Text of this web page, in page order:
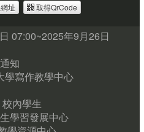
址 取得QrCode
07:00~2025年9月26日
知
學寫作教學中心
內學生
學習發展中心